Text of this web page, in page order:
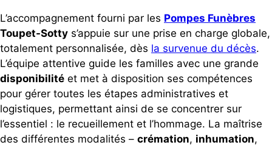
L’accompagnement fourni par les Pompes Funèbres
Toupet-Sotty s’appuie sur une prise en charge globale,
totalement personnalisée, dès la survenue du décès.
L’équipe attentive guide les familles avec une grande
disponibilité et met à disposition ses compétences
pour gérer toutes les étapes administratives et
logistiques, permettant ainsi de se concentrer sur
l’essentiel : le recueillement et l’hommage. La maîtrise
des différentes modalités – crémation, inhumation,